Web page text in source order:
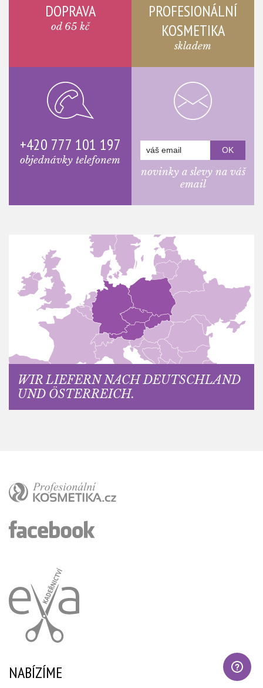
DOPRAVA
od 65 kč
PROFESIONÁLNÍ
KOSMETIKA
skladem
+420 777 101 197
objednávky telefonem
novinky a slevy na váš
email
WIR LIEFERN NACH DEUTSCHLAND
UND ÖSTERREICH.
NABÍZÍME